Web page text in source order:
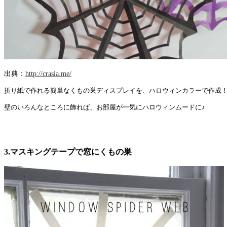
出典： http://crasia.me/
折り紙で作れる簡単なくもの巣ディスプレイを、ハロウィンカラーで作成
壁のいろんなところに飾れば、お部屋が一気にハロウィンムードに♪
3.マスキングテープで窓にくもの巣